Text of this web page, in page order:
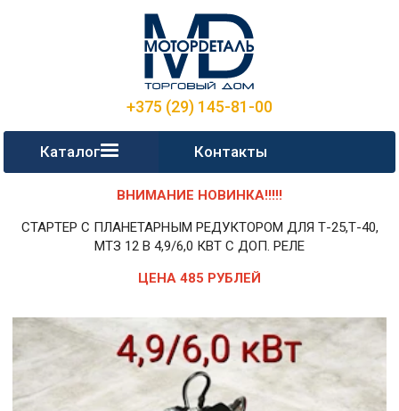
+375 (29) 145-81-00
Каталог Контакты
ВНИМАНИЕ НОВИНКА!!!!!
СТАРТЕР С ПЛАНЕТАРНЫМ РЕДУКТОРОМ ДЛЯ Т-25,Т-40,
МТЗ 12 В 4,9/6,0 КВТ С ДОП. РЕЛЕ
ЦЕНА 485 РУБЛЕЙ